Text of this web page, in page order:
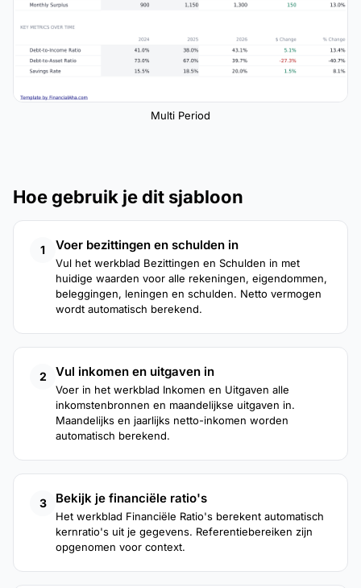
Multi Period
Hoe gebruik je dit sjabloon
1 Voer bezittingen en schulden in
Vul het werkblad Bezittingen en Schulden in met
huidige waarden voor alle rekeningen, eigendommen,
beleggingen, leningen en schulden. Netto vermogen
wordt automatisch berekend.
2 Vul inkomen en uitgaven in
Voer in het werkblad Inkomen en Uitgaven alle
inkomstenbronnen en maandelijkse uitgaven in.
Maandelijks en jaarlijks netto-inkomen worden
automatisch berekend.
3 Bekijk je financiële ratio's
Het werkblad Financiële Ratio's berekent automatisch
kernratio's uit je gegevens. Referentiebereiken zijn
opgenomen voor context.